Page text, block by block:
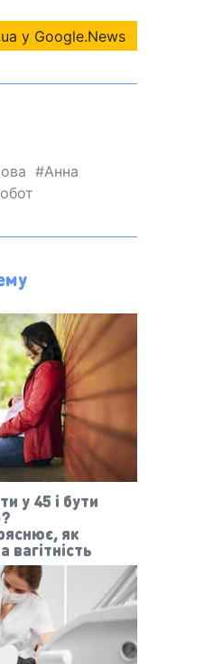
у Google.News
Анна
у 45 і бути
як
вагітність